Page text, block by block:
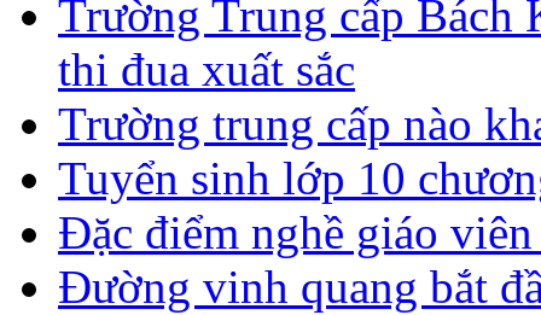
Trường Trung cấp Bách
thi đua xuất sắc
Trường trung cấp nào
Tuyển sinh lớp 10
Đặc điểm nghề giáo
Đường vinh quang bắt